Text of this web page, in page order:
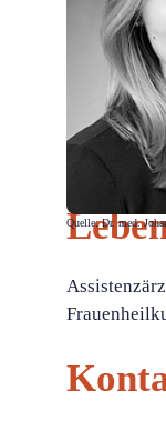
Quelle: Dr. med.